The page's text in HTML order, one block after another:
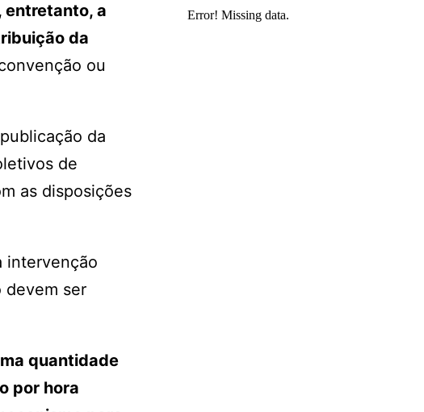
entretanto, a
da
ou
da
de
as disposições
intervenção
devem ser
quantidade
por hora